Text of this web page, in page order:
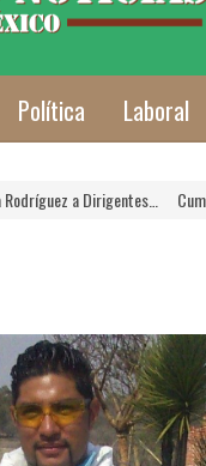
Política Laboral
Cumplen las Jornadas